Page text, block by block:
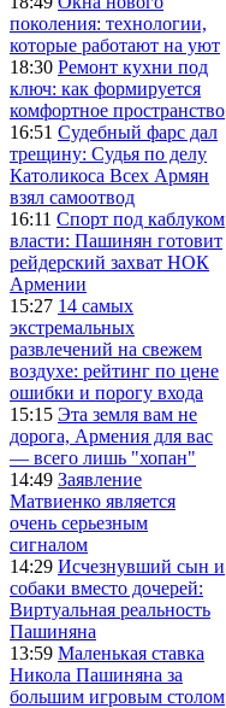
поколения: технологии,
которые работают на уют
18:30 Ремонт кухни под
ключ: как формируется
комфортное пространство
16:51 Судебный фарс дал
трещину: Судья по делу
Католикоса Всех Армян
взял самоотвод
16:11 Спорт под каблуком
власти: Пашинян готовит
рейдерский захват НОК
Армении
15:27 14 самых
экстремальных
развлечений на свежем
воздухе: рейтинг по цене
ошибки и порогу входа
15:15 Эта земля вам не
дорога, Армения для вас
— всего лишь "хопан"
14:49 Заявление
Матвиенко является
очень серьезным
сигналом
14:29 Исчезнувший сын и
собаки вместо дочерей:
Виртуальная реальность
Пашиняна
13:59 Маленькая ставка
Никола Пашиняна за
большим игровым столом